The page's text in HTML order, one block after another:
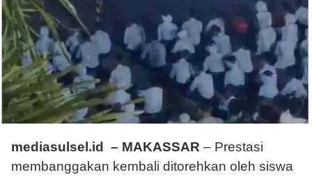
mediasulsel.id – MAKASSAR – Prestasi
membanggakan kembali ditorehkan oleh siswa